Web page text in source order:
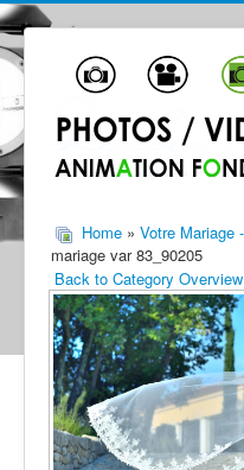
Home » Votre Mariage
mariage var 83_90205
Back to Category Overview